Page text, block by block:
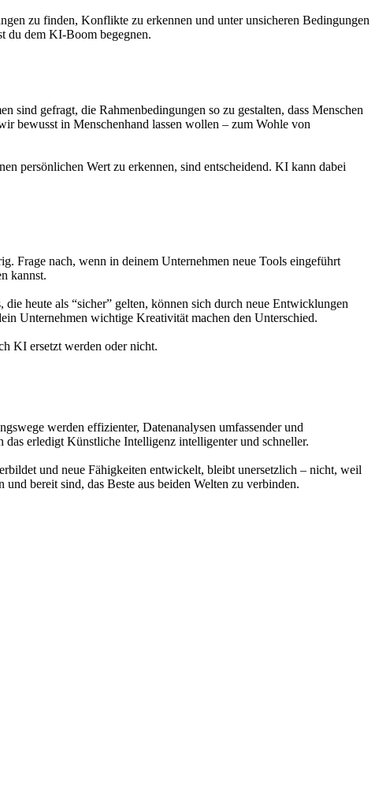
zu finden, Konflikte zu erkennen und unter unsicheren Bedingungen
du dem KI-Boom begegnen.
gefragt, die Rahmenbedingungen so zu gestalten, dass Menschen
bewusst in Menschenhand lassen wollen – zum Wohle von
persönlichen Wert zu erkennen, sind entscheidend. KI kann dabei
Frage nach, wenn in deinem Unternehmen neue Tools eingeführt
kannst.
heute als “sicher” gelten, können sich durch neue Entwicklungen
Unternehmen wichtige Kreativität machen den Unterschied.
KI ersetzt werden oder nicht.
werden effizienter, Datenanalysen umfassender und
erledigt Künstliche Intelligenz intelligenter und schneller.
und neue Fähigkeiten entwickelt, bleibt unersetzlich – nicht, weil
bereit sind, das Beste aus beiden Welten zu verbinden.